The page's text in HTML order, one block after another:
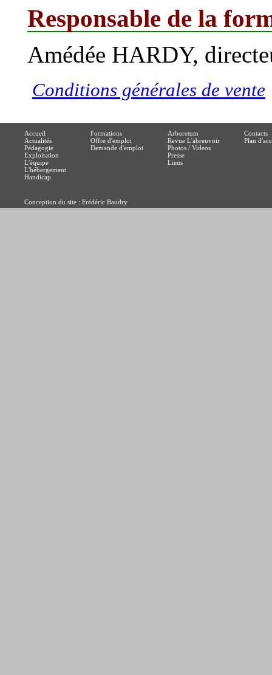
Responsable de la
Amédée HARDY,
Conditions générales de vente
Accueil
Actualités
Pédagogie
Exploitation
L'équipe
L'hébergement
Handicap
Formations
Offre d'emploi
Demande d'emploi
Arboretum
Revue L'abreuvoir
Photos / Videos
Presse
Liens
Contacts
Plan
Conception du site : Frédéric Baudry